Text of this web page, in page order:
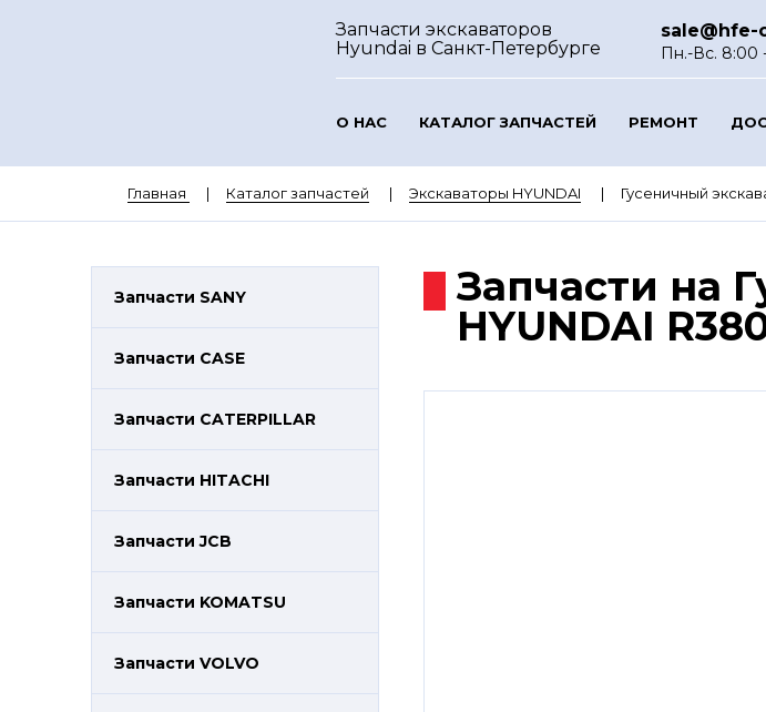
Запчасти экскаваторов
Hyundai в Санкт-Петербурге
sale@hfe-
Пн.-Вс. 8:00
О НАС КАТАЛОГ ЗАПЧАСТЕЙ РЕМОНТ
Главная Каталог запчастей Экскаваторы HYUNDAI Гусеничный
Запчасти SANY
Запчасти CASE
Запчасти CATERPILLAR
Запчасти HITACHI
Запчасти JCB
Запчасти KOMATSU
Запчасти VOLVO
Запчасти на
HYUNDAI